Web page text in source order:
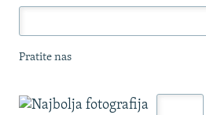
Pratite nas